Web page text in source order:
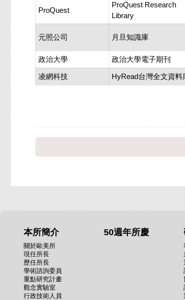
ProQuest
ProQuest Research
Library
元照公司 月旦知識庫
政治大學 政治大學電子期刊
凌網科技 HyRead台灣全文資料
本所簡介
關於歐美所
現任所長
歷任所長
學術諮詢委員
重點研究計畫
觀念實驗室
行政技術人員
50週年所慶